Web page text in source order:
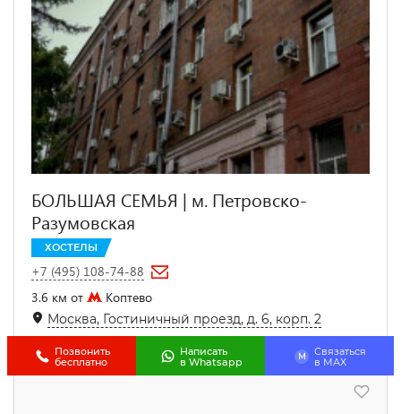
БОЛЬШАЯ СЕМЬЯ | м. Петровско-
Разумовская
ХОСТЕЛЫ
+7 (495) 108-74-88
3.6 км от
Коптево
Москва, Гостиничный проезд, д. 6, корп. 2
10.4 кмот центра МОСКВА
Позвонить
бесплатно
Написать
в Whatsapp
M
Связаться
в МАХ